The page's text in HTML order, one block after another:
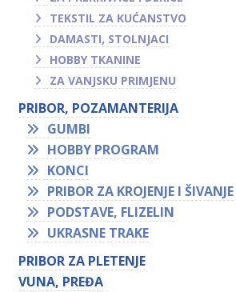
TEKSTIL ZA KUĆANSTVO
DAMASTI, STOLNJACI
HOBBY TKANINE
ZA VANJSKU PRIMJENU
PRIBOR, POZAMANTERIJA
GUMBI
HOBBY PROGRAM
KONCI
PRIBOR ZA KROJENJE I ŠIVANJE
PODSTAVE, FLIZELIN
UKRASNE TRAKE
PRIBOR ZA PLETENJE
VUNA, PREĐA